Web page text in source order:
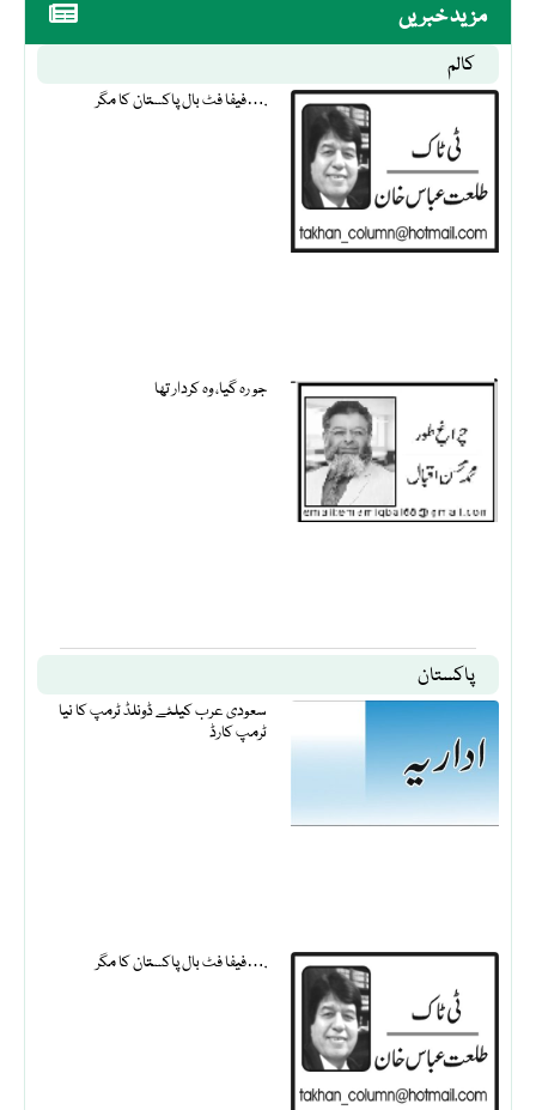
مزید خبریں
کالم
فیفا فٹ بال پاکستان کا مگر….
جو رہ گیا، وہ کردار تھا
پاکستان
سعودی عرب کیلئے ڈونلڈ ٹرمپ کا نیا
ٹرمپ کارڈ
فیفا فٹ بال پاکستان کا مگر….